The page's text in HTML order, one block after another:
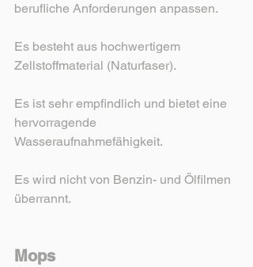
berufliche Anforderungen anpassen.
Es besteht aus hochwertigem
Zellstoffmaterial (Naturfaser).
Es ist sehr empfindlich und bietet eine
hervorragende
Wasseraufnahmefähigkeit.
Es wird nicht von Benzin- und Ölfilmen
überrannt.
Mops